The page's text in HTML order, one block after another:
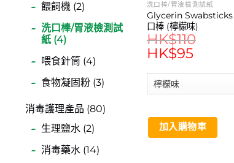
餵飼機 (2)
洗口棒/胃液檢測試
紙 (4)
喂食針筒 (4)
食物凝固粉 (3)
消毒護理產品 (80)
生理鹽水 (2)
消毒藥水 (14)
洗口棒/胃液檢測試紙
Glycerin Swabsticks
口棒 (檸檬味)
HK$110
Original
price
HK$110.
HK$95Current
price
HK$95.
加入購物車